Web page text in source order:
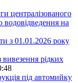
централізованого
водовідведення на
з 01.01.2026 року
рідких
під автомийку